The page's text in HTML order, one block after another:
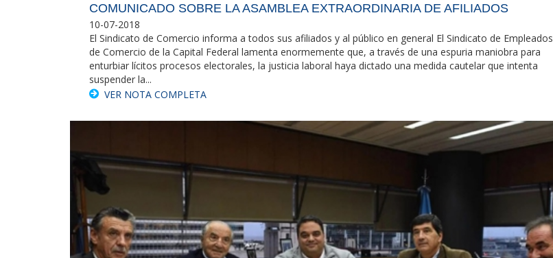
COMUNICADO SOBRE LA ASAMBLEA EXTRAORDINARIA DE AFILIADOS
10-07-2018
El Sindicato de Comercio informa a todos sus afiliados y al público en general El Sindicato de Empleados
de Comercio de la Capital Federal lamenta enormemente que, a través de una espuria maniobra para
enturbiar lícitos procesos electorales, la justicia laboral haya dictado una medida cautelar que intenta
suspender la...
VER NOTA COMPLETA